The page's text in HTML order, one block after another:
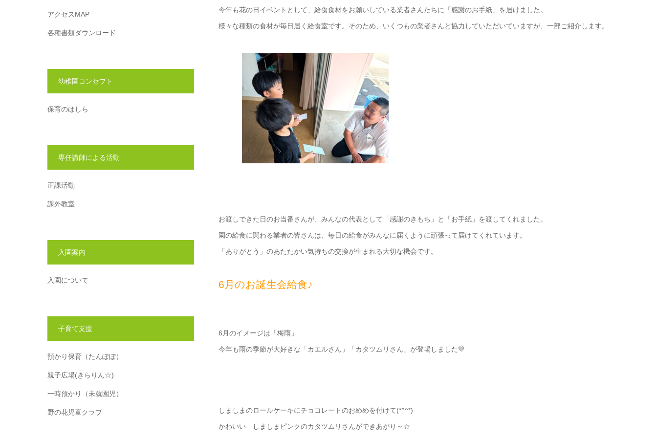
今年も花の日イベントとして、給食食材をお願いしている業者さんたちに「感謝のお手紙」を届けました。
様々な種類の食材が毎日届く給食室です。そのため、いくつもの業者さんと協力していただいていますが、一部ご紹介します。
お渡しできた日のお当番さんが、みんなの代表として「感謝のきもち」と「お手紙」を渡してくれました。
園の給食に関わる業者の皆さんは、毎日の給食がみんなに届くように頑張って届けてくれています。
「ありがとう」のあたたかい気持ちの交換が生まれる大切な機会です。
6月のお誕生会給食♪
6月のイメージは「梅雨」
今年も雨の季節が大好きな「カエルさん」「カタツムリさん」が登場しました💛
しましまのロールケーキにチョコレートのおめめを付けて(*^^*)
かわいい しましまピンクのカタツムリさんができあがり～☆
アクセスMAP
各種書類ダウンロード
幼稚園コンセプト
保育のはしら
専任講師による活動
正課活動
課外教室
入園案内
入園について
子育て支援
預かり保育（たんぽぽ）
親子広場(きらりん☆)
一時預かり（未就園児）
野の花児童クラブ